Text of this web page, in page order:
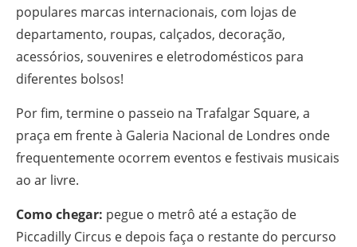
populares marcas internacionais, com lojas de
departamento, roupas, calçados, decoração,
acessórios, souvenires e eletrodomésticos para
diferentes bolsos!
Por fim, termine o passeio na Trafalgar Square, a
praça em frente à Galeria Nacional de Londres onde
frequentemente ocorrem eventos e festivais musicais
ao ar livre.
Como chegar: pegue o metrô até a estação de
Piccadilly Circus e depois faça o restante do percurso